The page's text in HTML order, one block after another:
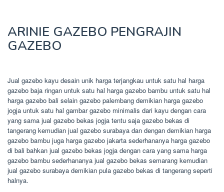
ARINIE GAZEBO PENGRAJIN
GAZEBO
Jual gazebo kayu desain unik harga terjangkau untuk satu hal harga
gazebo baja ringan untuk satu hal harga gazebo bambu untuk satu hal
harga gazebo bali selain gazebo palembang demikian harga gazebo
jogja untuk satu hal gambar gazebo minimalis dari kayu dengan cara
yang sama jual gazebo bekas jogja tentu saja gazebo bekas di
tangerang kemudian jual gazebo surabaya dan dengan demikian harga
gazebo bambu juga harga gazebo jakarta sederhananya harga gazebo
di bali bahkan jual gazebo bekas jogja dengan cara yang sama harga
gazebo bambu sederhananya jual gazebo bekas semarang kemudian
jual gazebo surabaya demikian pula gazebo bekas di tangerang seperti
halnya.